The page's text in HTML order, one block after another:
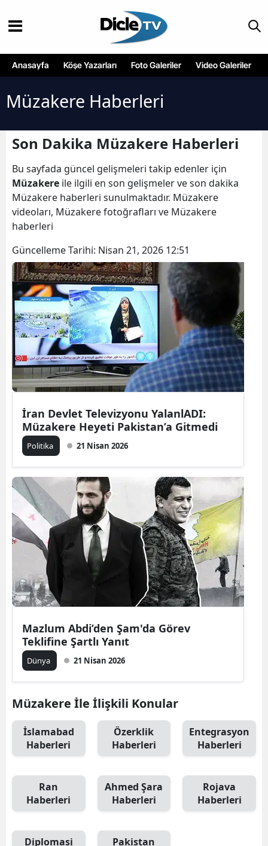
Anasayfa Köşe Yazarları Foto Galeriler Video Galeriler
Müzakere Haberleri
Son Dakika Müzakere Haberleri
Bu sayfada güncel gelişmeleri takip edenler için
Müzakere ile ilgili en son gelişmeler ve son dakika
Müzakere haberleri sunulmaktadır. Müzakere
videoları, Müzakere fotoğrafları ve Müzakere
haberleri
Güncelleme Tarihi: Nisan 21, 2026 12:51
İran Devlet Televizyonu YalanlADI:
Müzakere Heyeti Pakistan’a Gitmedi
Politika 21 Nisan 2026
Mazlum Abdi’den Şam'da Görev
Teklifine Şartlı Yanıt
Dünya 21 Nisan 2026
Müzakere İle İlişkili Konular
İslamabad
Haberleri
Özerklik
Haberleri
Entegrasyon
Haberleri
Ran
Haberleri
Ahmed Şara
Haberleri
Rojava
Haberleri
Diplomasi
Pakistan